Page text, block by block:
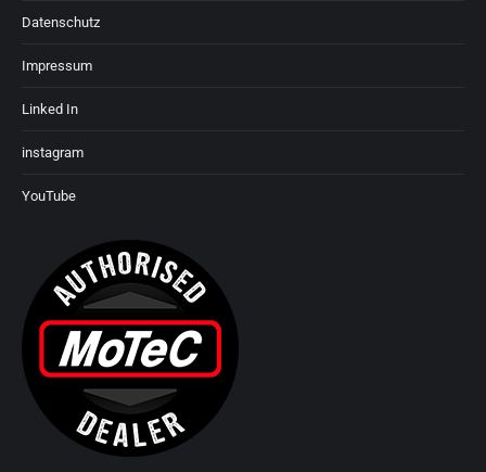
Datenschutz
Impressum
Linked In
instagram
YouTube